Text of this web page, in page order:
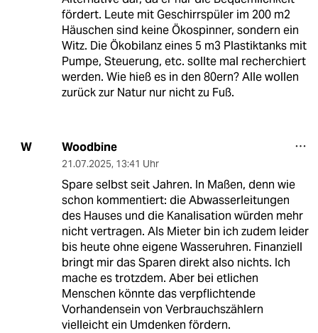
fördert. Leute mit Geschirrspüler im 200 m2
Häuschen sind keine Ökospinner, sondern ein
Witz. Die Ökobilanz eines 5 m3 Plastiktanks mit
Pumpe, Steuerung, etc. sollte mal recherchiert
werden. Wie hieß es in den 80ern? Alle wollen
zurück zur Natur nur nicht zu Fuß.
W Woodbine
21.07.2025, 13:41 Uhr
Spare selbst seit Jahren. In Maßen, denn wie
schon kommentiert: die Abwasserleitungen
des Hauses und die Kanalisation würden mehr
nicht vertragen. Als Mieter bin ich zudem leider
bis heute ohne eigene Wasseruhren. Finanziell
bringt mir das Sparen direkt also nichts. Ich
mache es trotzdem. Aber bei etlichen
Menschen könnte das verpflichtende
Vorhandensein von Verbrauchszählern
vielleicht ein Umdenken fördern.